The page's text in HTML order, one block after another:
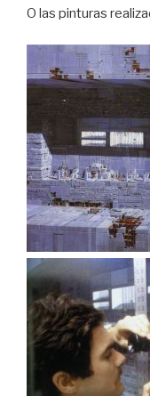
O las pinturas